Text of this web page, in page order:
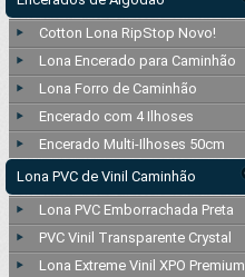
Cotton Lona RipStop Novo!
Lona Encerado para Caminhão
Lona Forro de Caminhão
Encerado com 4 Ilhoses
Encerado Multi-Ilhoses 50cm
Lona PVC de Vinil Caminhão
Lona PVC Emborrachada Preta
PVC Vinil Transparente Crystal
Lona Extreme Vinil XPO Premium